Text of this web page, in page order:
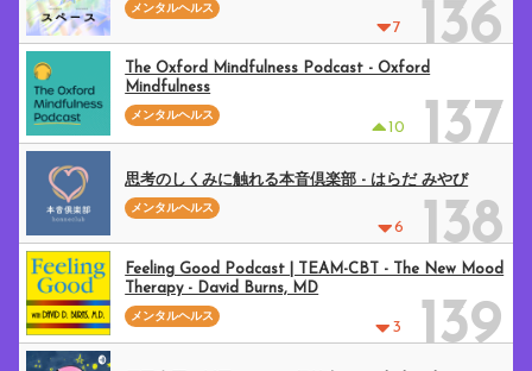
7 136
メンタルヘルス
10 137
The Oxford Mindfulness Podcast - Oxford
Mindfulness
メンタルヘルス
6 138
思考のしくみに触れる本音倶楽部 - はらだ みやび
メンタルヘルス
3 139
Feeling Good Podcast | TEAM-CBT - The New Mood
Therapy - David Burns, MD
メンタルヘルス